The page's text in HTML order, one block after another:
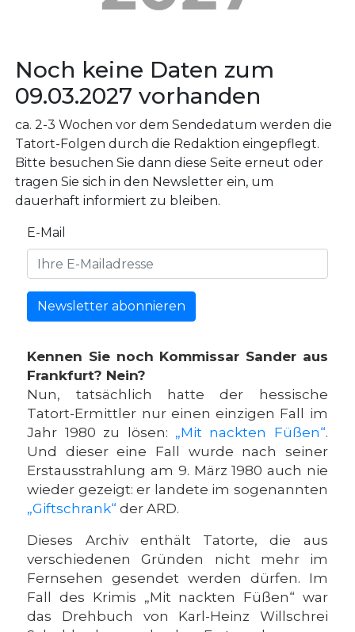
Noch keine Daten zum
09.03.2027 vorhanden
ca. 2-3 Wochen vor dem Sendedatum werden die
Tatort-Folgen durch die Redaktion eingepflegt.
Bitte besuchen Sie dann diese Seite erneut oder
tragen Sie sich in den Newsletter ein, um
dauerhaft informiert zu bleiben.
E-Mail
Newsletter abonnieren
Kennen Sie noch Kommissar Sander aus
Frankfurt? Nein?
Nun, tatsächlich hatte der hessische
Tatort-Ermittler nur einen einzigen Fall im
Jahr 1980 zu lösen: „Mit nackten Füßen“.
Und dieser eine Fall wurde nach seiner
Erstausstrahlung am 9. März 1980 auch nie
wieder gezeigt: er landete im sogenannten
„Giftschrank“ der ARD.
Dieses Archiv enthält Tatorte, die aus
verschiedenen Gründen nicht mehr im
Fernsehen gesendet werden dürfen. Im
Fall des Krimis „Mit nackten Füßen“ war
das Drehbuch von Karl-Heinz Willschrei